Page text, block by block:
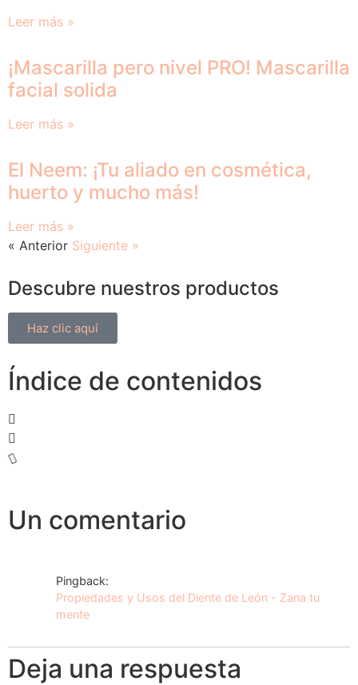
Leer más »
¡Mascarilla pero nivel PRO! Mascarilla
facial solida
Leer más »
El Neem: ¡Tu aliado en cosmética,
huerto y mucho más!
Leer más »
« Anterior Siguiente »
Descubre nuestros productos
Haz clic aquí
Índice de contenidos
Un comentario
Pingback:
Propiedades y Usos del Diente de León - Zana tu
mente
Deja una respuesta